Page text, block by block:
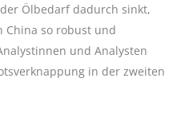
Ölbedarf dadurch sinkt,
China so robust und
und Analysten
in der zweiten